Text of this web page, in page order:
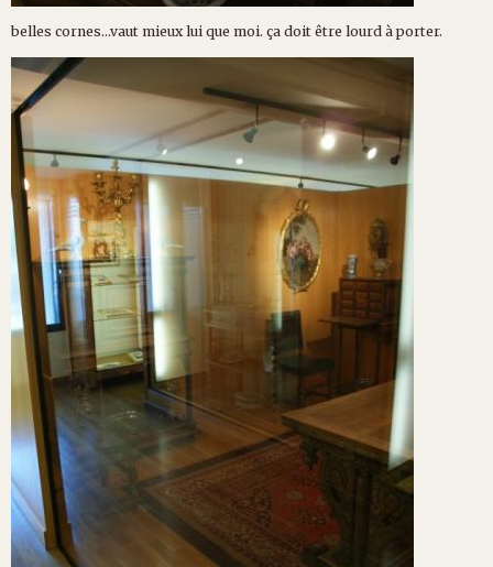
belles cornes...vaut mieux lui que moi. ça doit être lourd à porter.